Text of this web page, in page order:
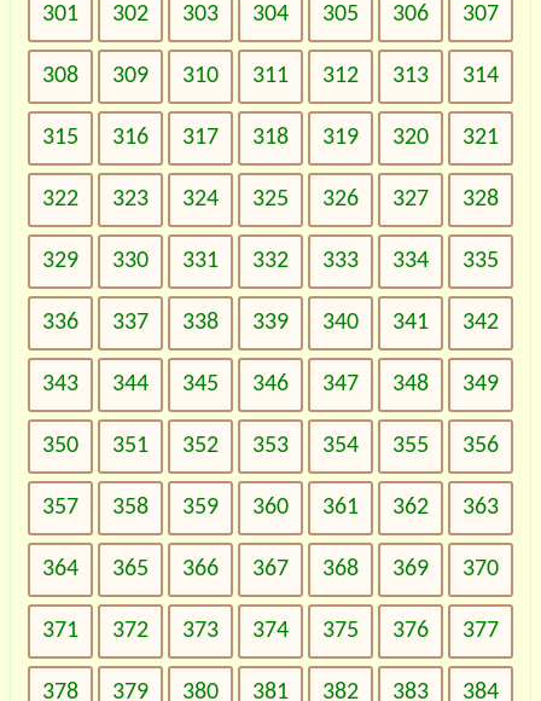
301 302 303 304 305 306 307
308 309 310 311 312 313 314
315 316 317 318 319 320 321
322 323 324 325 326 327 328
329 330 331 332 333 334 335
336 337 338 339 340 341 342
343 344 345 346 347 348 349
350 351 352 353 354 355 356
357 358 359 360 361 362 363
364 365 366 367 368 369 370
371 372 373 374 375 376 377
378 379 380 381 382 383 384